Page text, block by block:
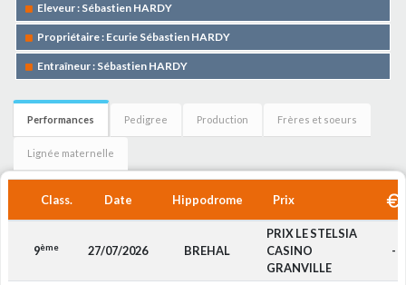
Eleveur : Sébastien HARDY
Propriétaire : Ecurie Sébastien HARDY
Entraîneur : Sébastien HARDY
Performances Pedigree Production Frères et soeurs
Lignée maternelle
Class. Date Hippodrome Prix
9ème 27/07/2026 BREHAL
PRIX LE STELSIA
CASINO
GRANVILLE
-